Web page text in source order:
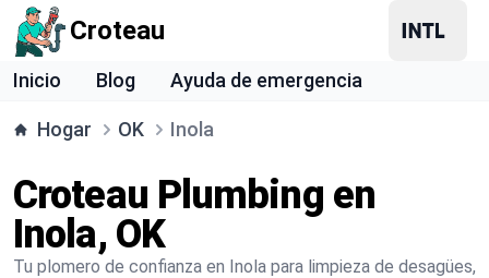
Croteau
Inicio Blog Ayuda de emergencia
Hogar OK Inola
Croteau Plumbing en
Inola, OK
Tu plomero de confianza en Inola para limpieza de desagües,